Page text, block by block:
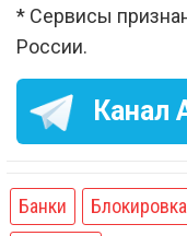
* Сервисы
России.
Канал
Банки Блокировка